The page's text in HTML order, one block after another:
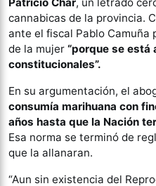
cannabicas de la provincia.
ante el fiscal Pablo
de la mujer “porque se
constitucionales”.
En su argumentación, el
consumía marihuana con
años hasta que la Nación
Esa norma se terminó de
que la allanaran.
“Aun sin existencia del